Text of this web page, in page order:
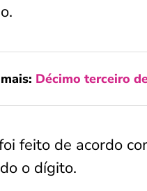
Décimo terceiro
feito de acordo
o dígito.